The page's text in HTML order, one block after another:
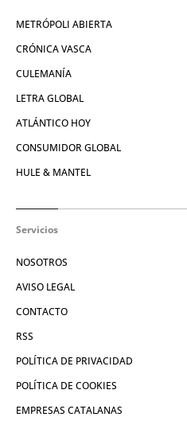
METRÓPOLI ABIERTA
CRÓNICA VASCA
CULEMANÍA
LETRA GLOBAL
ATLÁNTICO HOY
CONSUMIDOR GLOBAL
HULE & MANTEL
Servicios
NOSOTROS
AVISO LEGAL
CONTACTO
RSS
POLÍTICA DE PRIVACIDAD
POLÍTICA DE COOKIES
EMPRESAS CATALANAS